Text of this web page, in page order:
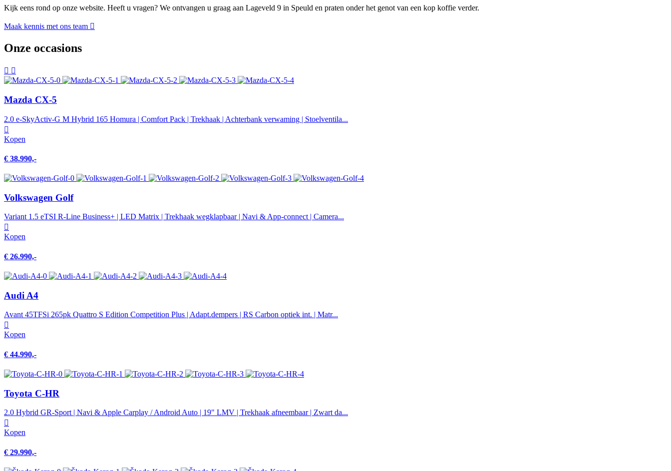
Kijk eens rond op onze website. Heeft u vragen? We ontvangen u graag aan Lageveld 9 in Speuld en praten onder het genot van een kop koffie verder.
Maak kennis met ons team
Onze occasions
Mazda CX-5
2.0 e-SkyActiv-G M Hybrid 165 Homura | Comfort Pack | Trekhaak | Achterbank verwaming | Stoelventila...
Kopen
€ 38.990,-
Volkswagen Golf
Variant 1.5 eTSI R-Line Business+ | LED Matrix | Trekhaak wegklapbaar | Navi & App-connect | Camera...
Kopen
€ 26.990,-
Audi A4
Avant 45TFSi 265pk Quattro S Edition Competition Plus | Adapt.dempers | RS Carbon optiek int. | Matr...
Kopen
€ 44.990,-
Toyota C-HR
2.0 Hybrid GR-Sport | Navi & Apple Carplay / Android Auto | 19" LMV | Trekhaak afneembaar | Zwart da...
Kopen
€ 29.990,-